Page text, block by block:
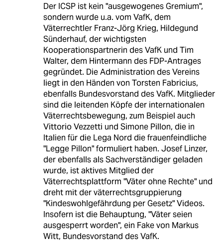
Der ICSP ist kein "ausgewogenes Gremium",
sondern wurde u.a. vom VafK, dem
Väterrechtler Franz-Jörg Krieg, Hildegund
Sünderhauf, der wichtigsten
Kooperationspartnerin des VafK und Tim
Walter, dem Hintermann des FDP-Antrages
gegründet. Die Administration des Vereins
liegt in den Händen von Torsten Fabricius,
ebenfalls Bundesvorstand des VafK. Mitglieder
sind die leitenden Köpfe der internationalen
Väterrechtsbewegung, zum Beispiel auch
Vittorio Vezzetti und Simone Pillon, die in
Italien für die Lega Nord die frauenfeindliche
"Legge Pillon" formuliert haben. Josef Linzer,
der ebenfalls als Sachverständiger geladen
wurde, ist aktives Mitglied der
Väterrechtsplattform "Väter ohne Rechte" und
dreht mit der väterrechtsgruppierung
"Kindeswohlgefährdung per Gesetz" Videos.
Insofern ist die Behauptung, "Väter seien
ausgesperrt worden", ein Fake von Markus
Witt, Bundesvorstand des VafK.